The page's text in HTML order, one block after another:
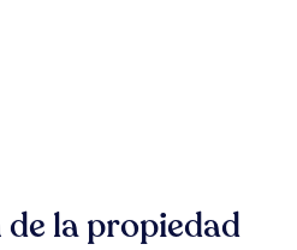
la propiedad